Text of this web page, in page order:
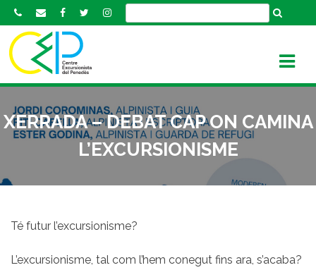
k
o
e
XERRADA – DEBAT CAP ON CAMINA
L’EXCURSIONISME
Té futur l’excursionisme?
L’excursionisme, tal com l’hem conegut fins ara, s’acaba?